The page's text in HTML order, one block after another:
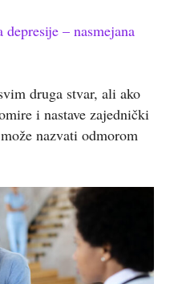
– nasmejana
druga stvar, ali ako
i nastave zajednički
nazvati odmorom